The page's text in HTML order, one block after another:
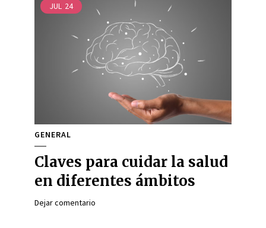
JUL 24
GENERAL
Claves para cuidar la salud
en diferentes ámbitos
Dejar comentario